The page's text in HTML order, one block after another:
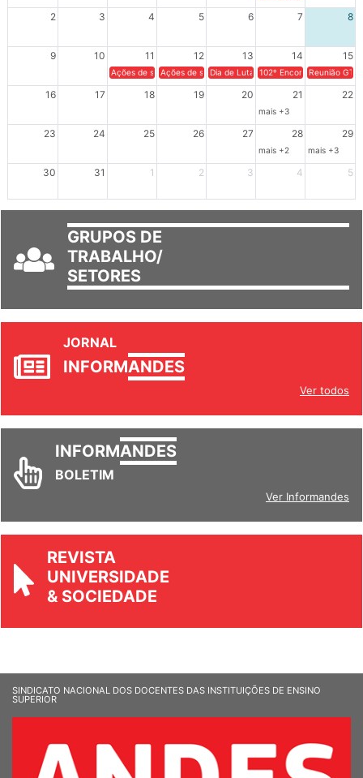
2 3 4 5 6 7 8
9 10 11 12 13 14 15
Ações de solidariedade a Cuba no Rio Grande do Sul - 100
Ações de solidariedade a Cuba no Rio Grande do
Dia de Luta em Defesa de Cuba e da
102º Encontro da
Reunião
16 17 18 19 20 21 22
mais +3
23 24 25 26 27 28 29
mais +2 mais +3
30 31 1 2 3 4 5
GRUPOS DE
TRABALHO/
SETORES
JORNAL
INFORMANDES
Ver todos
INFORMANDES
BOLETIM
Ver Informandes
REVISTA
UNIVERSIDADE
& SOCIEDADE
SINDICATO NACIONAL DOS DOCENTES DAS INSTITUIÇÕES DE ENSINO
SUPERIOR